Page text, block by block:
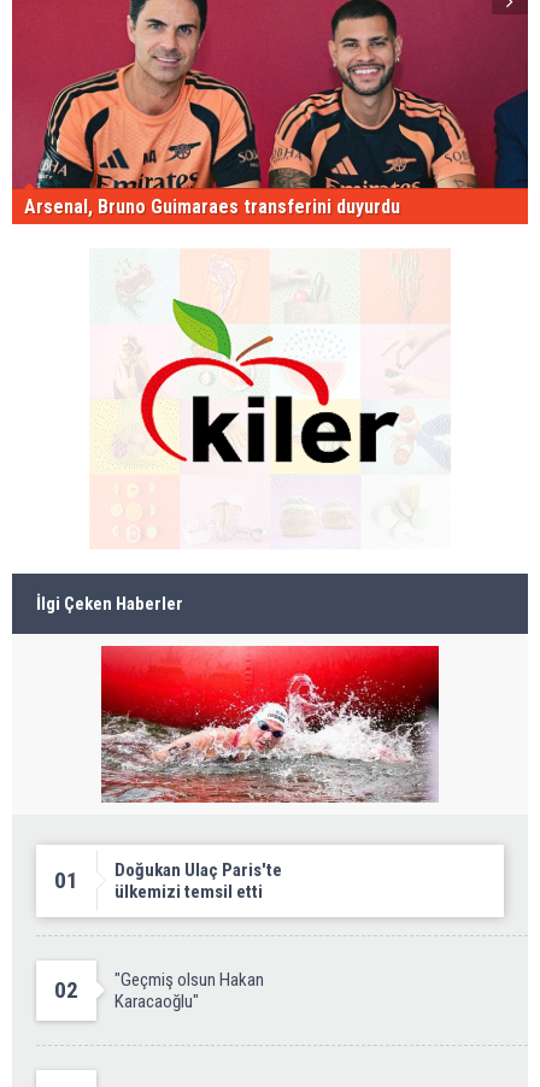
Arsenal, Bruno Guimaraes transferini duyurdu
İlgi Çeken Haberler
01
Doğukan Ulaç Paris'te
ülkemizi temsil etti
02
"Geçmiş olsun Hakan
Karacaoğlu"